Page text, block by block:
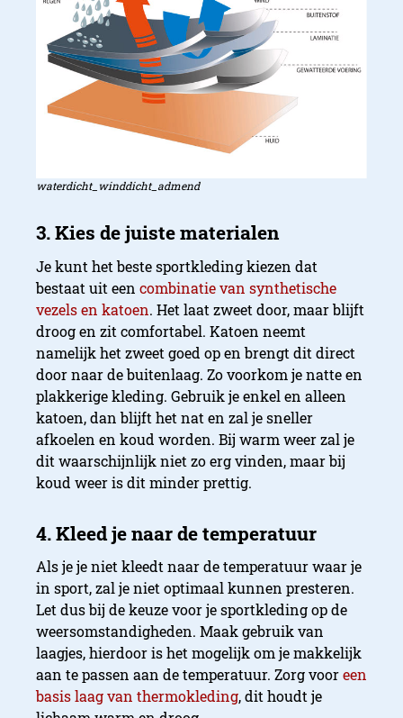
waterdicht_winddicht_admend
Je kunt het beste sportkleding kiezen dat
bestaat uit een combinatie van synthetische
vezels en katoen. Het laat zweet door, maar blijft
droog en zit comfortabel. Katoen neemt
namelijk het zweet goed op en brengt dit direct
door naar de buitenlaag. Zo voorkom je natte en
plakkerige kleding. Gebruik je enkel en alleen
katoen, dan blijft het nat en zal je sneller
afkoelen en koud worden. Bij warm weer zal je
dit waarschijnlijk niet zo erg vinden, maar bij
koud weer is dit minder prettig.
Als je je niet kleedt naar de temperatuur waar je
in sport, zal je niet optimaal kunnen presteren.
Let dus bij de keuze voor je sportkleding op de
weersomstandigheden. Maak gebruik van
laagjes, hierdoor is het mogelijk om je makkelijk
aan te passen aan de temperatuur. Zorg vooreen
basis laag van thermokleding, dit houdt je